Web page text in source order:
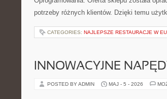
potrzeby różnych klientów. Dzięki temu
CATEGORIES: NAJLEPSZE RESTAURACJE W
INNOWACYJNE
POSTED BY ADMIN MAJ - 5 - 2026